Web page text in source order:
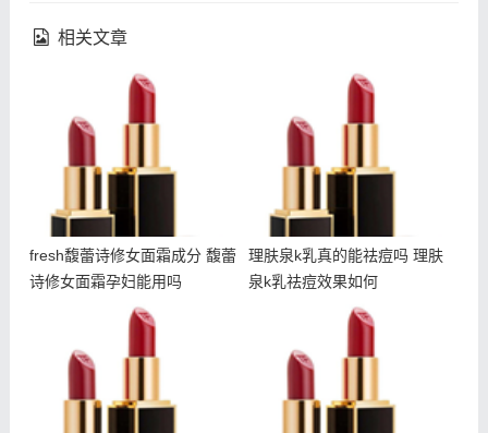
相关文章
fresh馥蕾诗修女面霜成分
fresh馥蕾诗修女面霜成分 馥蕾
诗修女面霜孕妇能用吗
理肤泉k乳真的能祛痘吗 理
理肤泉k乳真的能祛痘吗 理肤
泉k乳祛痘效果如何
吃甜食会长痘吗 吃甜食对
fresh馥蕾诗修女面霜怎么